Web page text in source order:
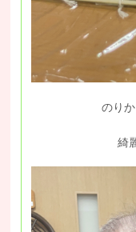
のり
綺